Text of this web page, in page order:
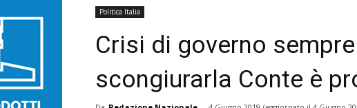
Politica Italia
Crisi di governo
scongiurarla Conte è